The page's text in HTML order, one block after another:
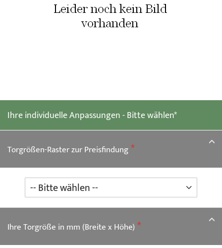
Ihre individuelle Anpassungen - Bitte wählen*
Torgrößen-Raster zur Preisfindung
Ihre Torgröße in mm (Breite x Höhe)
Bildgalerie